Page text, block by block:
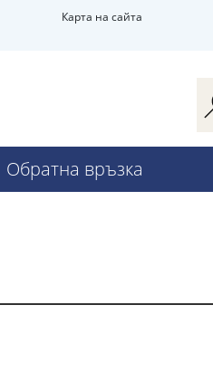
Карта на сайта
Обратна връзка